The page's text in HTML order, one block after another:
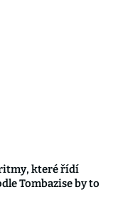
které řídí
Tombazise by to